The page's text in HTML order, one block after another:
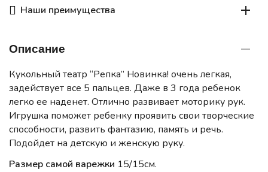
Наши преимущества
Описание
Кукольный театр “Репка” Новинка! очень легкая,
задействует все 5 пальцев. Даже в 3 года ребенок
легко ее наденет. Отлично развивает моторику рук.
Игрушка поможет ребенку проявить свои творческие
способности, развить фантазию, память и речь.
Подойдет на детскую и женскую руку.
Размер самой варежки 15/15см.